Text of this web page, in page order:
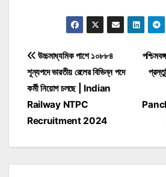
Post
navigation
উচ্চমাধ্যমিক পাশে ১০৮৮৪
শূন্যপদে ভারতীয় রেলের বিভিন্ন পদে
কর্মী নিয়োগ চলছে | Indian
Railway NTPC
Recruitment 2024